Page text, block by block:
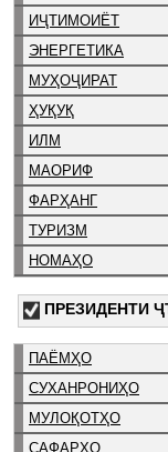
ИҶТИМОИЁТ
ЭНЕРГЕТИКА
МУҲОҶИРАТ
ҲУҚУҚ
ИЛМ
МАОРИФ
ФАРҲАНГ
ТУРИЗМ
НОМАҲО
ПРЕЗИДЕНТИ
ПАЁМҲО
СУХАНРОНИҲО
МУЛОҚОТҲО
САФАРҲО